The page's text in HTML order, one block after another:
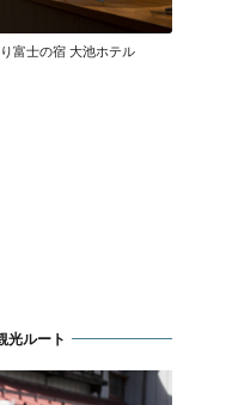
富士の宿 大池ホテル
光ルート